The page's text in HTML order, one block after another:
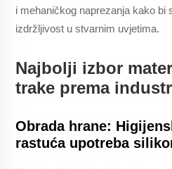
i mehaničkog naprezanja kako bi
izdržljivost u stvarnim uvjetima.
Najbolji izbor
trake prema
Obrada hrane:
rastuća upotreba